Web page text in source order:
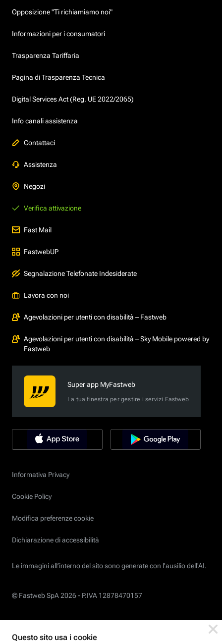
Opposizione "Ti richiamiamo noi"
Informazioni per i consumatori
Trasparenza Tariffaria
Pagina di Trasparenza Tecnica
Digital Services Act (Reg. UE 2022/2065)
Info canali assistenza
Contattaci
Assistenza
Negozi
Verifica attivazione
Fast Mail
FastwebUP
Segnalazione Telefonate Indesiderate
Lavora con noi
Agevolazioni per utenti con disabilità – Fastweb
Agevolazioni per utenti con disabilità – Sky Mobile powered by
Fastweb
Super app MyFastweb
La tua finestra per gestire i servizi Fastweb
Informativa Privacy
Cookie Policy
Modifica preferenze cookie
Dichiarazione di accessibilità
Le immagini all’interno del sito sono generate con l'ausilio dell'AI.
© Fastweb SpA 2026 - P.IVA 12878470157